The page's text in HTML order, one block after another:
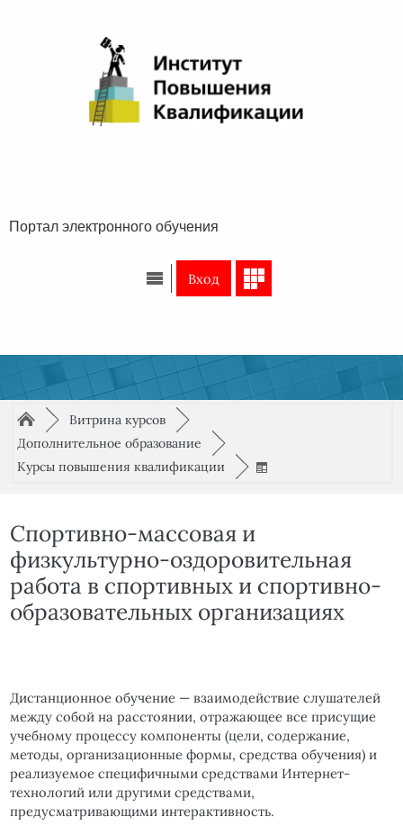
Портал электронного обучения
Вход
Путь к странице
/
► Витрина курсов /
►
Дополнительное образование
/
►
Курсы повышения квалификации
/
►
Спортивно-массовая и
физкультурно-оздоровительная
работа в спортивных и спортивно-
образовательных организациях
Дистанционное обучение — взаимодействие слушателей
между собой на расстоянии, отражающее все присущие
учебному процессу компоненты (цели, содержание,
методы, организационные формы, средства обучения) и
реализуемое специфичными средствами Интернет-
технологий или другими средствами,
предусматривающими интерактивность.